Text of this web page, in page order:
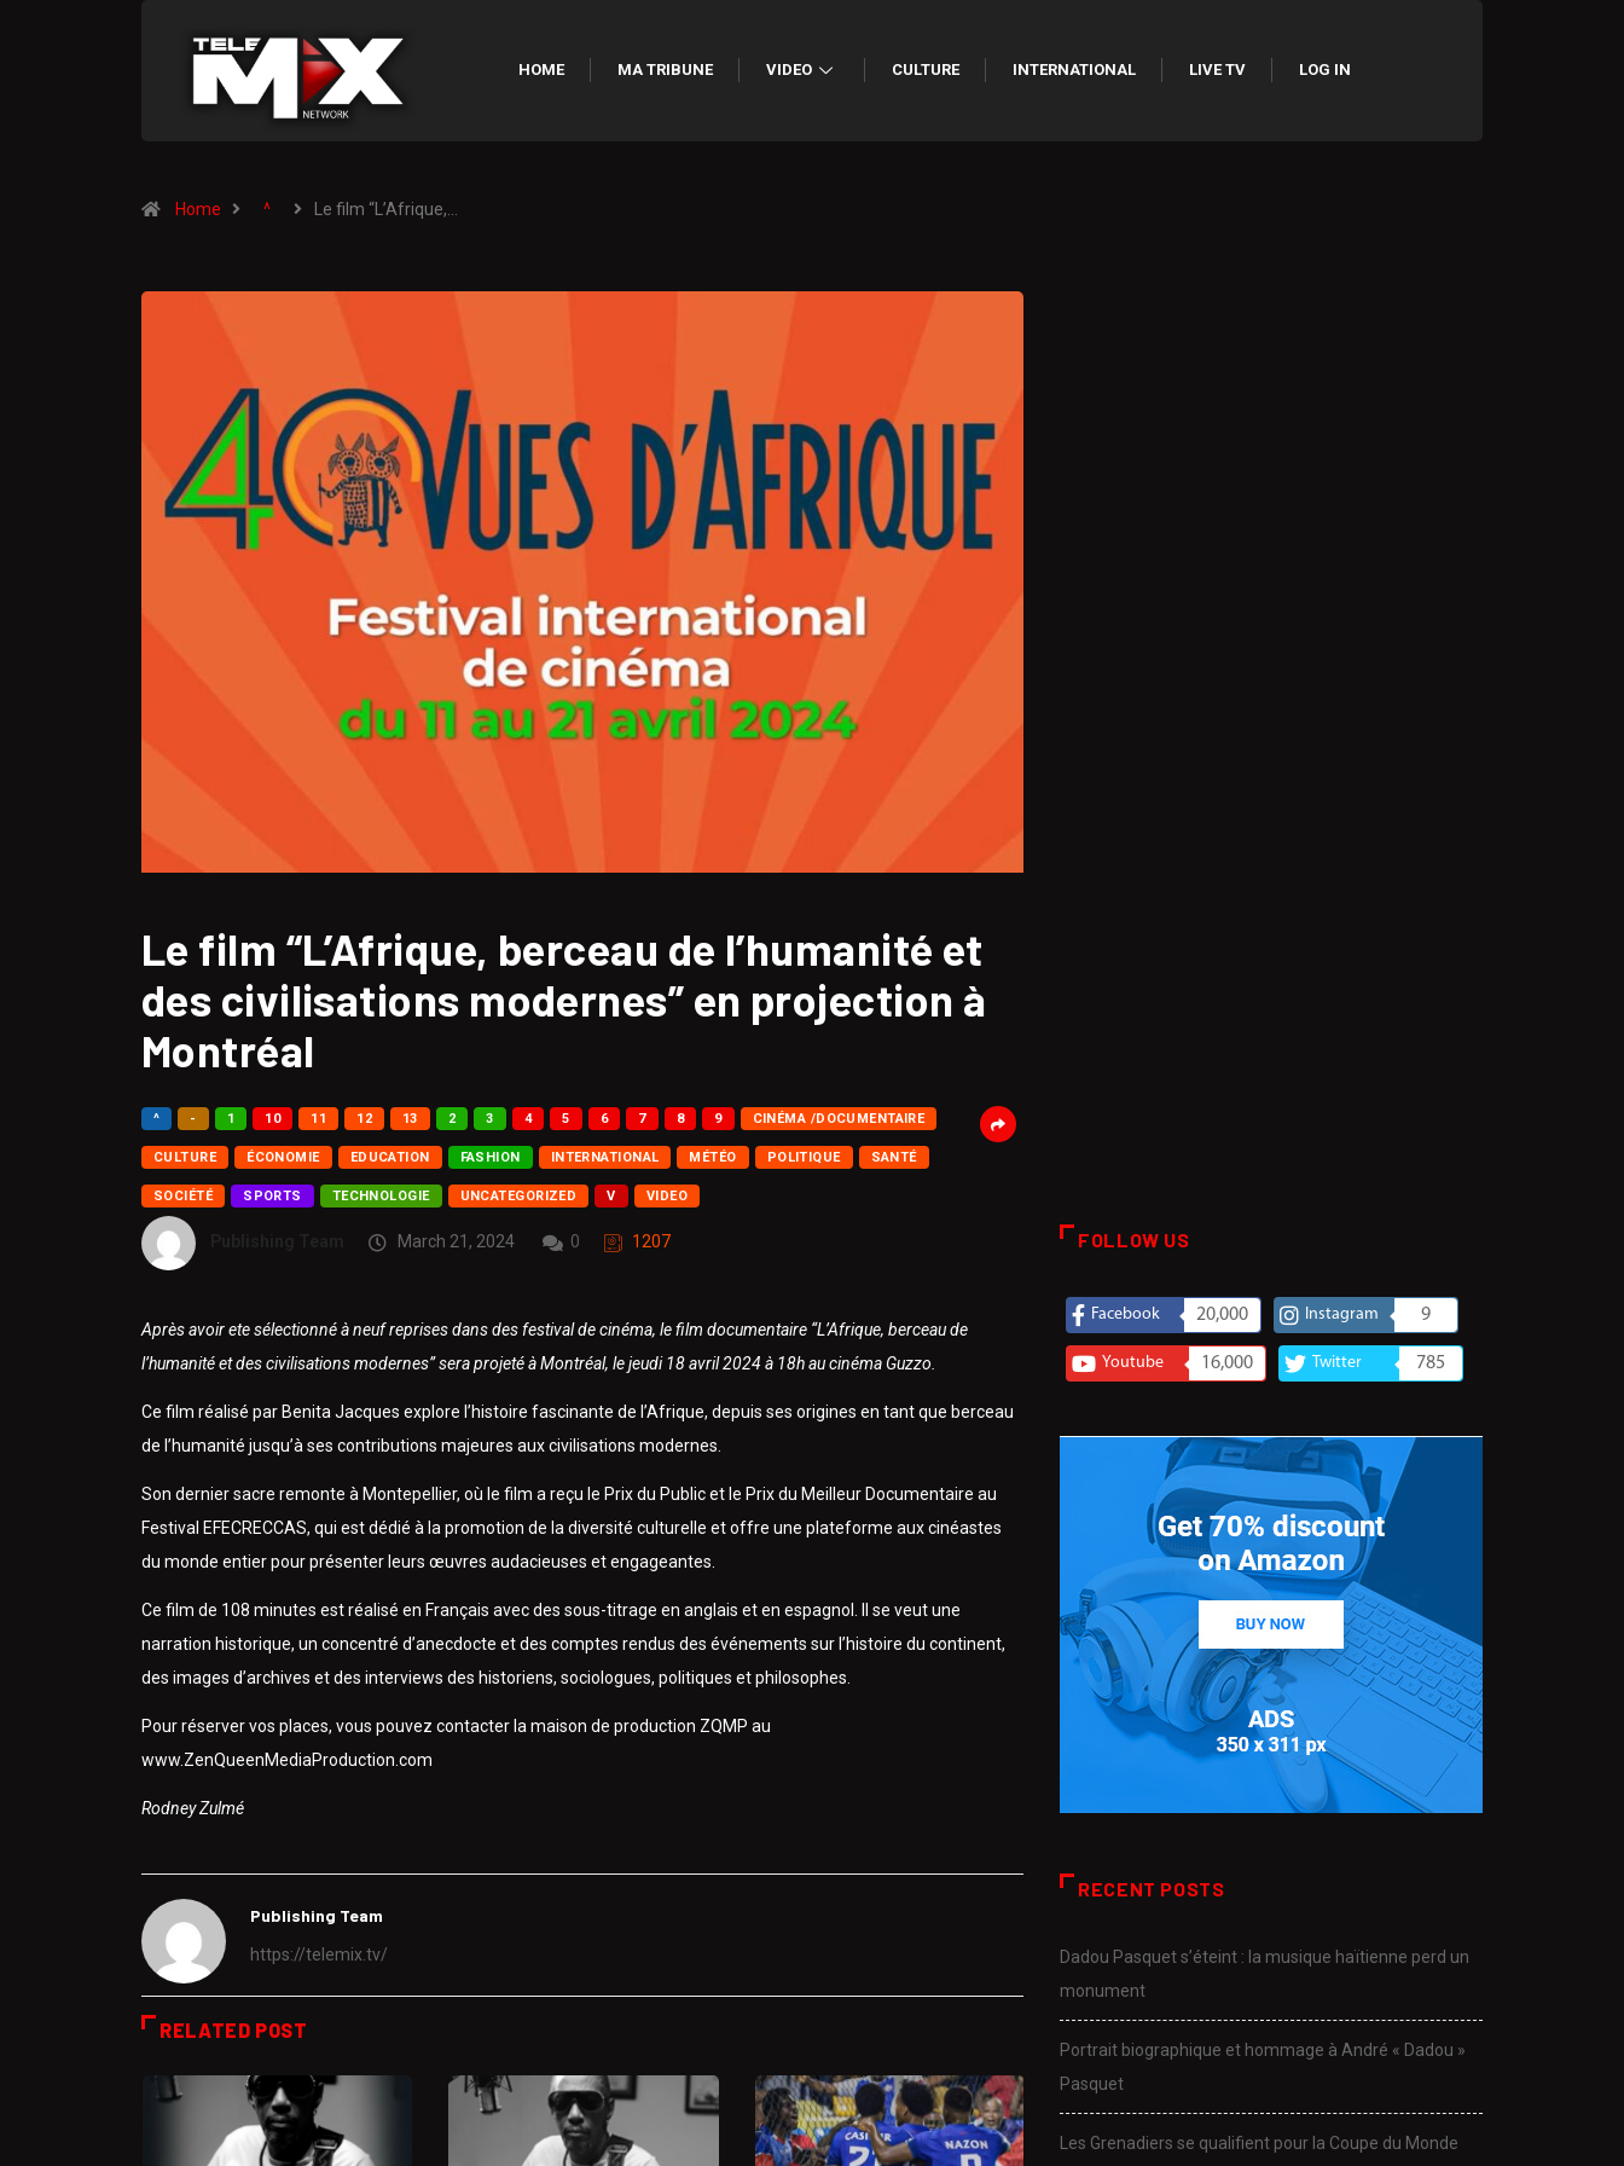
HOME MA TRIBUNE VIDEO CULTURE INTERNATIONAL LIVE TV LOG IN
Home ^ Le film “L’Afrique,…
Le film “L’Afrique, berceau de l’humanité et
des civilisations modernes” en projection à
Montréal
^ - 1 10 11 12 13 2 3 4 5 6 7 8 9 CINÉMA /DOCUMENTAIRE
CULTURE ÉCONOMIE EDUCATION FASHION INTERNATIONAL MÉTÉO POLITIQUE SANTÉ
SOCIÉTÉ SPORTS TECHNOLOGIE UNCATEGORIZED V VIDEO
March 21, 2024 0 1207
Après avoir ete sélectionné à neuf reprises dans des festival de cinéma, le film documentaire “L’Afrique, berceau de
l’humanité et des civilisations modernes” sera projeté à Montréal, le jeudi 18 avril 2024 à 18h au cinéma Guzzo.
Ce film réalisé par Benita Jacques explore l’histoire fascinante de l’Afrique, depuis ses origines en tant que berceau
de l’humanité jusqu’à ses contributions majeures aux civilisations modernes.
Son dernier sacre remonte à Montepellier, où le film a reçu le Prix du Public et le Prix du Meilleur Documentaire au
Festival EFECRECCAS, qui est dédié à la promotion de la diversité culturelle et offre une plateforme aux cinéastes
du monde entier pour présenter leurs œuvres audacieuses et engageantes.
Ce film de 108 minutes est réalisé en Français avec des sous-titrage en anglais et en espagnol. Il se veut une
narration historique, un concentré d’anecdocte et des comptes rendus des événements sur l’histoire du continent,
des images d’archives et des interviews des historiens, sociologues, politiques et philosophes.
Pour réserver vos places, vous pouvez contacter la maison de production ZQMP au
www.ZenQueenMediaProduction.com
Rodney Zulmé
Publishing Team
https://telemix.tv/
RELATED POST
FOLLOW US
Facebook 20,000 Instagram 9
Youtube 16,000 Twitter 785
RECENT POSTS
Dadou Pasquet s’éteint : la musique haïtienne perd un
monument
Portrait biographique et hommage à André « Dadou »
Pasquet
Les Grenadiers se qualifient pour la Coupe du Monde